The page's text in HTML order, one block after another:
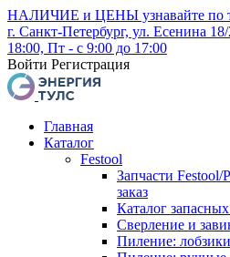
НАЛИЧИЕ и ЦЕНЫ узнавайте по
г. Санкт-Петербург, ул. Есенина
18:00, Пт - с 9:00 до 17:00
Войти Регистрация
Главная
Каталог
Festool
Запчасти
заказ
Каталог
Сверление и
Пиление: лобзики